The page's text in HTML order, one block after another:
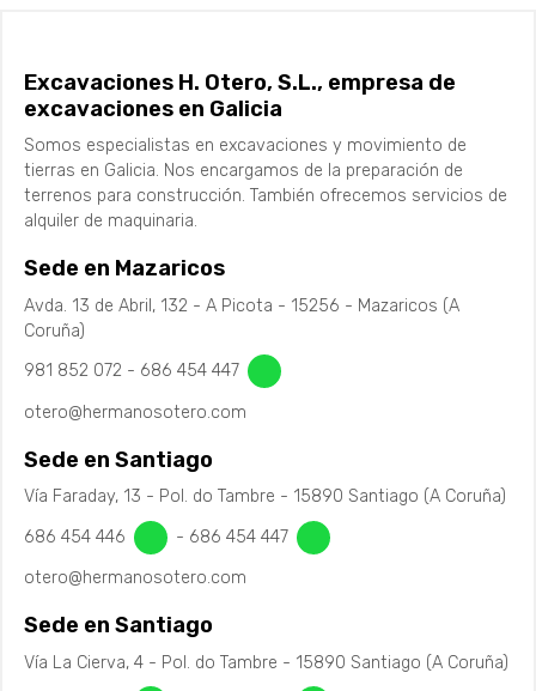
Excavaciones H. Otero, S.L., empresa de
excavaciones en Galicia
Somos especialistas en excavaciones y movimiento de
tierras en Galicia. Nos encargamos de la preparación de
terrenos para construcción. También ofrecemos servicios de
alquiler de maquinaria.
Sede en Mazaricos
Avda. 13 de Abril, 132 - A Picota - 15256 - Mazaricos (A
Coruña)
981 852 072 - 686 454 447
otero@hermanosotero.com
Sede en Santiago
Vía Faraday, 13 - Pol. do Tambre - 15890 Santiago (A Coruña)
686 454 446
- 686 454 447
otero@hermanosotero.com
Sede en Santiago
Vía La Cierva, 4 - Pol. do Tambre - 15890 Santiago (A Coruña)